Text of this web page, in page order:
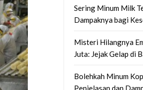
Sering Minum Milk
Dampaknya bagi
Misteri Hilangnya
Juta: Jejak Gelap di
Bolehkah Minum
Penjelasan dan